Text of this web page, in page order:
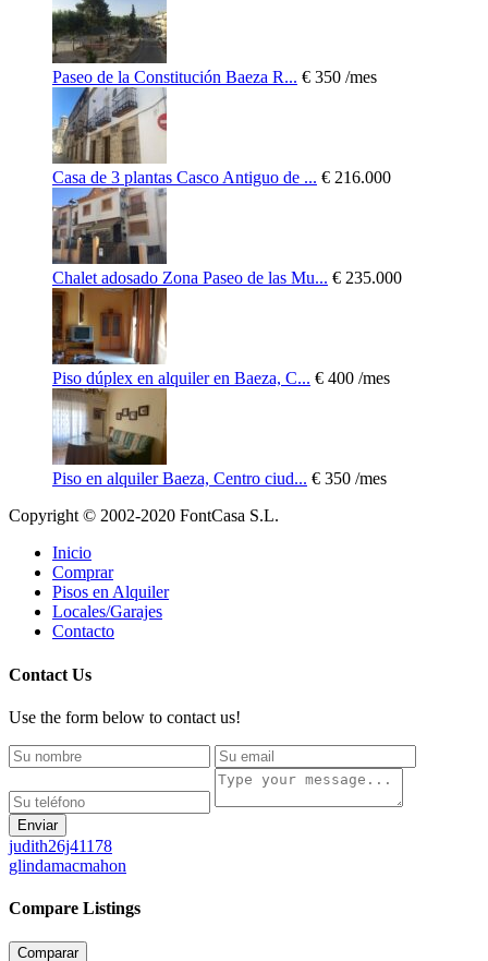
Paseo de la Constitución Baeza R... € 350 /mes
Casa de 3 plantas Casco Antiguo de ... € 216.000
Chalet adosado Zona Paseo de las Mu... € 235.000
Piso dúplex en alquiler en Baeza, C... € 400 /mes
Piso en alquiler Baeza, Centro ciud... € 350 /mes
Copyright © 2002-2020 FontCasa S.L.
Inicio
Comprar
Pisos en Alquiler
Locales/Garajes
Contacto
Contact Us
Use the form below to contact us!
Enviar
judith26j41178
glindamacmahon
Compare Listings
Comparar